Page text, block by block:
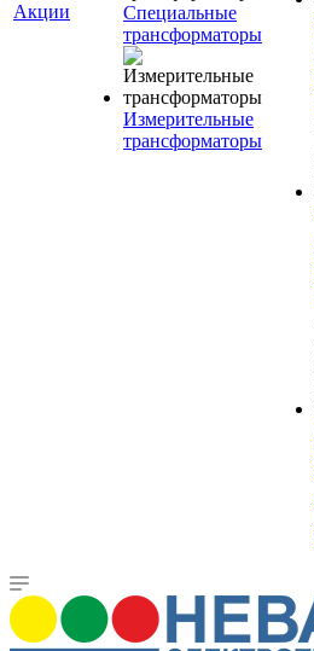
Акции
Специальные
трансформаторы
Измерительные
трансформаторы